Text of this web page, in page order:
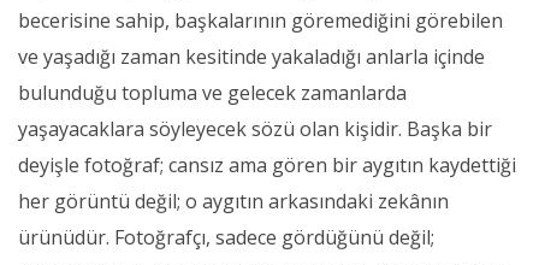
becerisine sahip, başkalarının göremediğini görebilen
ve yaşadığı zaman kesitinde yakaladığı anlarla içinde
bulunduğu topluma ve gelecek zamanlarda
yaşayacaklara söyleyecek sözü olan kişidir. Başka bir
deyişle fotoğraf; cansız ama gören bir aygıtın kaydettiği
her görüntü değil; o aygıtın arkasındaki zekânın
ürünüdür. Fotoğrafçı, sadece gördüğünü değil;